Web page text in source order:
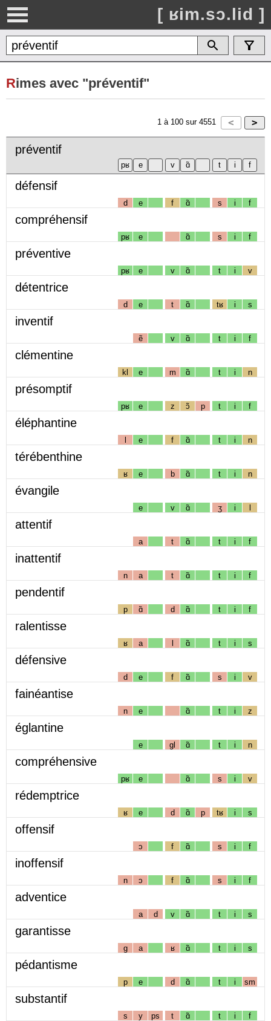
[ ʁim.sɔ.lid ]
Rimes avec "préventif"
1 à 100 sur 4551
préventif
défensif
d e f ɑ̃ s i f
compréhensif
pʁ e ɑ̃ s i f
préventive
pʁ e v ɑ̃ t i v
détentrice
d e t ɑ̃ tʁ i s
inventif
ẽ v ɑ̃ t i f
clémentine
kl e m ɑ̃ t i n
présomptif
pʁ e z ɔ̃ p t i f
éléphantine
l e f ɑ̃ t i n
térébenthine
ʁ e b ɑ̃ t i n
évangile
e v ɑ̃ ʒ i l
attentif
a t ɑ̃ t i f
inattentif
n a t ɑ̃ t i f
pendentif
p ɑ̃ d ɑ̃ t i f
ralentisse
ʁ a l ɑ̃ t i s
défensive
d e f ɑ̃ s i v
fainéantise
n e ɑ̃ t i z
églantine
e gl ɑ̃ t i n
compréhensive
pʁ e ɑ̃ s i v
rédemptrice
ʁ e d ɑ̃ p tʁ i s
offensif
ɔ f ɑ̃ s i f
inoffensif
n ɔ f ɑ̃ s i f
adventice
a d v ɑ̃ t i s
garantisse
g a ʁ ɑ̃ t i s
pédantisme
p e d ɑ̃ t i sm
substantif
s y ps t ɑ̃ t i f